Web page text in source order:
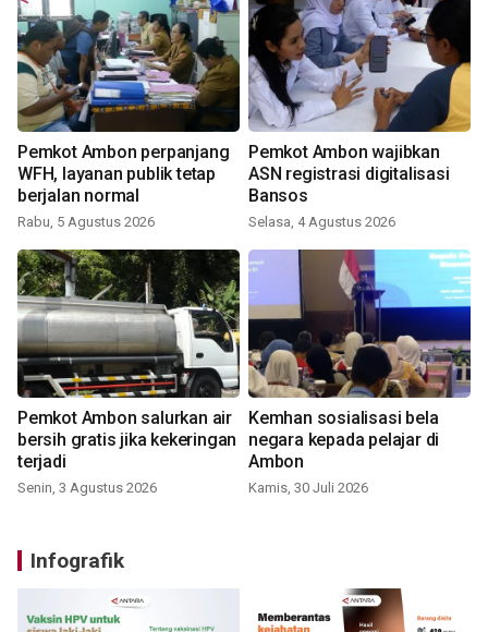
Pemkot Ambon perpanjang
WFH, layanan publik tetap
berjalan normal
Rabu, 5 Agustus 2026
Pemkot Ambon wajibkan
ASN registrasi digitalisasi
Bansos
Selasa, 4 Agustus 2026
Pemkot Ambon salurkan air
bersih gratis jika kekeringan
terjadi
Senin, 3 Agustus 2026
Kemhan sosialisasi bela
negara kepada pelajar di
Ambon
Kamis, 30 Juli 2026
Infografik